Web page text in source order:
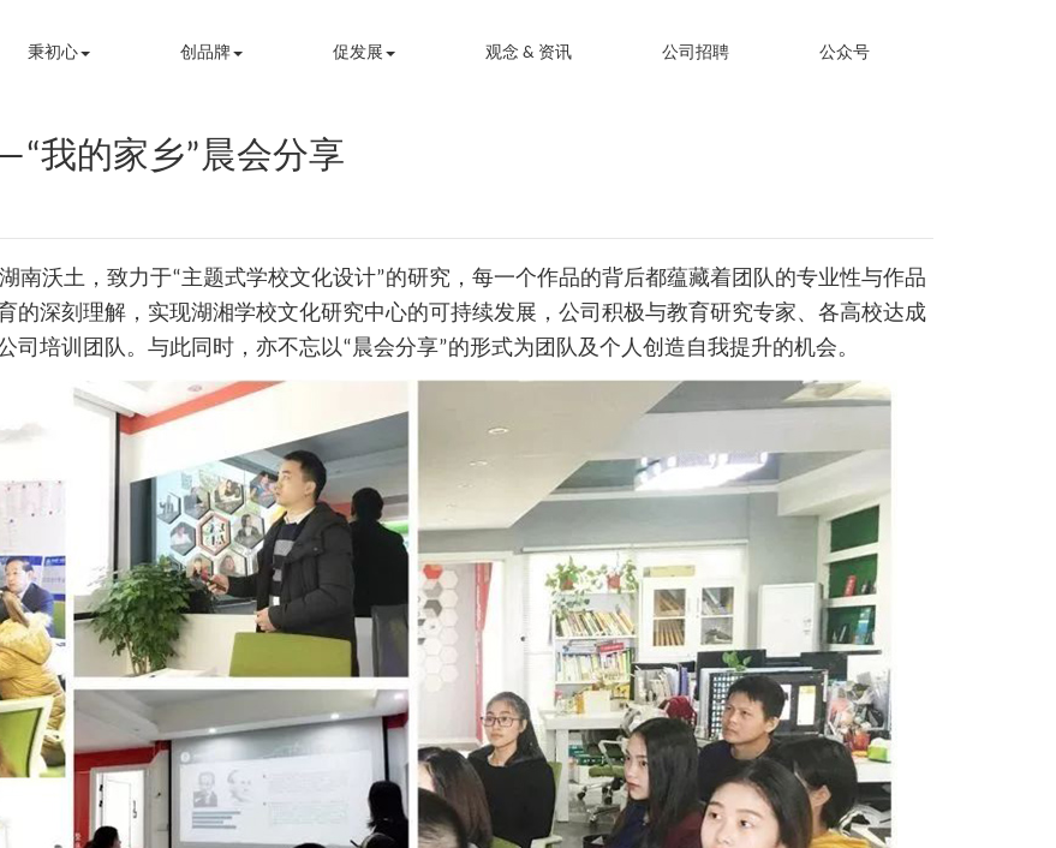
秉初心 创品牌 促发展 观念 & 资讯 公司招聘 公众号
我的家乡”晨会分享
沃土，致力于“主题式学校文化设计”的研究，每一个作品的背后都蕴藏着团队的专业性与作品
的深刻理解，实现湖湘学校文化研究中心的可持续发展，公司积极与教育研究专家、各高校达成
培训团队。与此同时，亦不忘以“晨会分享”的形式为团队及个人创造自我提升的机会。